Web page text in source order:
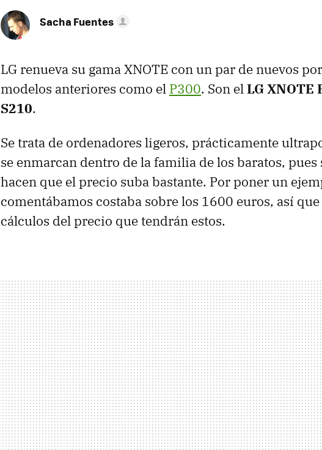
Sacha Fuentes
LG renueva su gamaXNOTE con un par de nuevos
modelos anteriores como el P300. Son elLGXNOTE
S210.
Se trata de ordenadores ligeros, prácticamente
se enmarcan dentro de la familia de los baratos, pues
hacen que el precio suba bastante. Por poner un
comentábamos costaba sobre los 1600 euros, así
cálculos del precio que tendrán estos.